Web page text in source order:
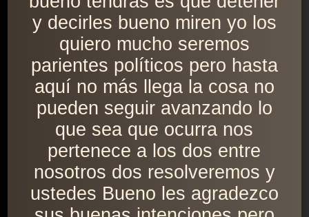
y decirles bueno miren yo los
quiero mucho seremos
parientes políticos pero hasta
aquí no más llega la cosa no
pueden seguir avanzando lo
que sea que ocurra nos
pertenece a los dos entre
nosotros dos resolveremos y
ustedes Bueno les agradezco